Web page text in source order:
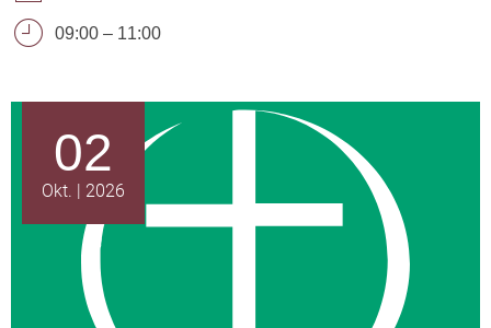
09:00 – 11:00
02
Okt. 2026